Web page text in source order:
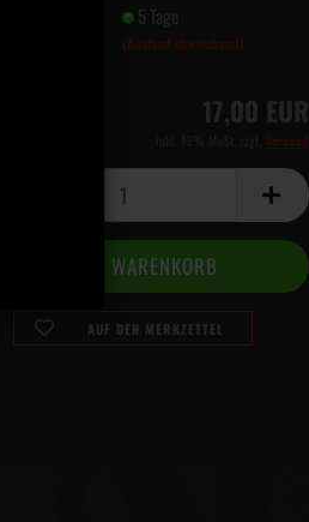
5 Tage
(Ausland abweichend)
17,00 EUR
Versand
AUF DEN MERKZETTEL